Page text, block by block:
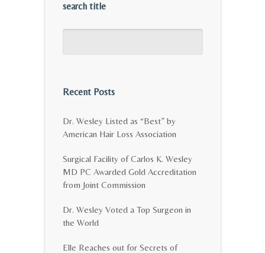
search title
Recent Posts
Dr. Wesley Listed as “Best” by
American Hair Loss Association
Surgical Facility of Carlos K. Wesley
MD PC Awarded Gold Accreditation
from Joint Commission
Dr. Wesley Voted a Top Surgeon in
the World
Elle Reaches out for Secrets of